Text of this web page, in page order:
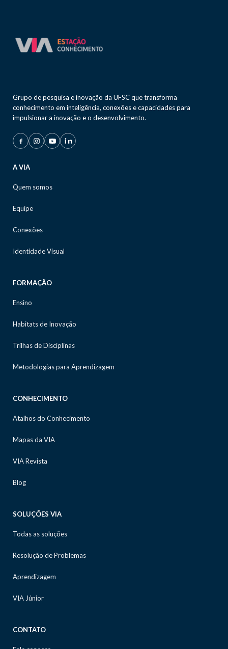
Grupo de pesquisa e inovação da UFSC que transforma
conhecimento em inteligência, conexões e capacidades para
impulsionar a inovação e o desenvolvimento.
A VIA
Quem somos
Equipe
Conexões
Identidade Visual
FORMAÇÃO
Ensino
Habitats de Inovação
Trilhas de Disciplinas
Metodologias para Aprendizagem
CONHECIMENTO
Atalhos do Conhecimento
Mapas da VIA
VIA Revista
Blog
SOLUÇÕES VIA
Todas as soluções
Resolução de Problemas
Aprendizagem
VIA Júnior
CONTATO